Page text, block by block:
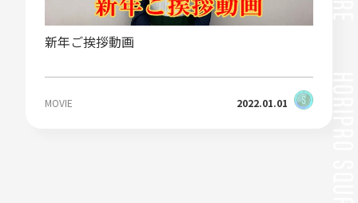
新年ご挨拶動画
MOVIE 2022.01.01